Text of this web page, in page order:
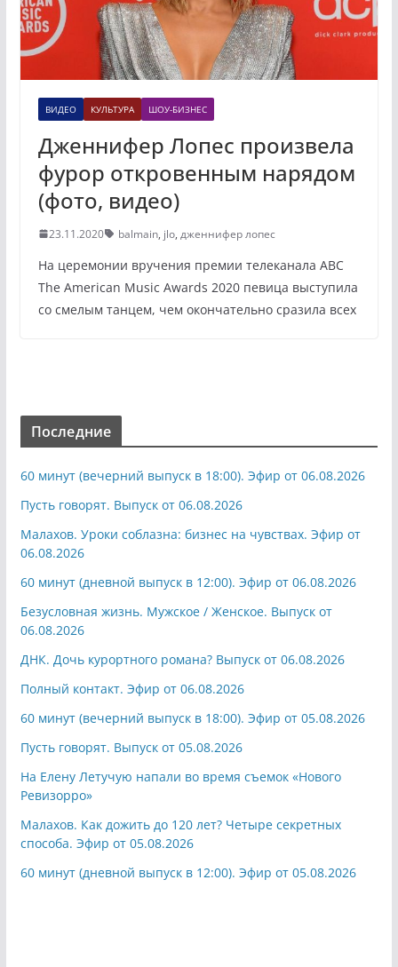
ВИДЕО КУЛЬТУРА ШОУ-БИЗНЕС
Дженнифер Лопес произвела
фурор откровенным нарядом
(фото, видео)
23.11.2020 balmain, jlo, дженнифер лопес
На церемонии вручения премии телеканала ABC
The American Music Awards 2020 певица выступила
со смелым танцем, чем окончательно сразила всех
Последние
60 минут (вечерний выпуск в 18:00). Эфир от 06.08.2026
Пусть говорят. Выпуск от 06.08.2026
Малахов. Уроки соблазна: бизнес на чувствах. Эфир от
06.08.2026
60 минут (дневной выпуск в 12:00). Эфир от 06.08.2026
Безусловная жизнь. Мужское / Женское. Выпуск от
06.08.2026
ДНК. Дочь курортного романа? Выпуск от 06.08.2026
Полный контакт. Эфир от 06.08.2026
60 минут (вечерний выпуск в 18:00). Эфир от 05.08.2026
Пусть говорят. Выпуск от 05.08.2026
На Елену Летучую напали во время съемок «Нового
Ревизорро»
Малахов. Как дожить до 120 лет? Четыре секретных
способа. Эфир от 05.08.2026
60 минут (дневной выпуск в 12:00). Эфир от 05.08.2026